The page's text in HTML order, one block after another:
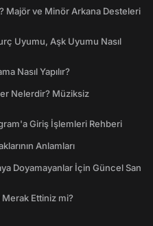
Majör ve Minör Arkana Desteleri
Uyumu, Aşk Uyumu Nasıl
Nasıl Yapılır?
Nelerdir? Müziksiz
Giriş İşlemleri Rehberi
Anlamları
Doyamayanlar İçin Güncel San
Ettiniz mi?